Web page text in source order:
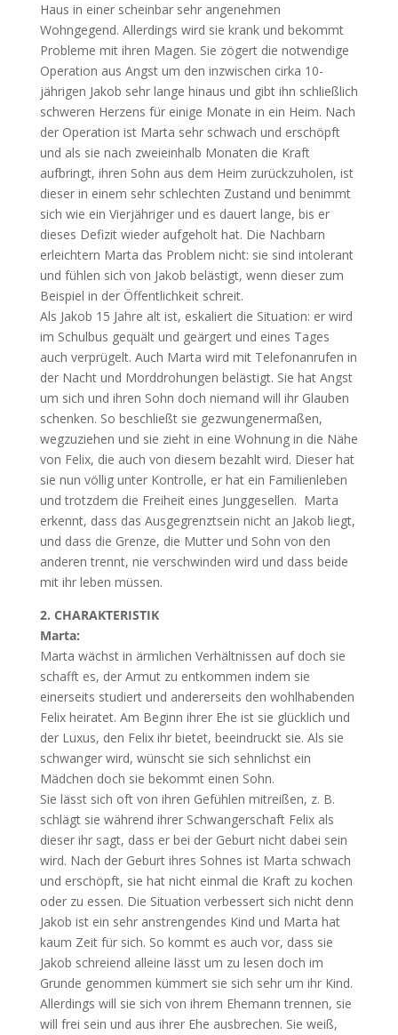
Haus in einer scheinbar sehr angenehmen
Wohngegend. Allerdings wird sie krank und bekommt
Probleme mit ihren Magen. Sie zögert die notwendige
Operation aus Angst um den inzwischen cirka 10-
jährigen Jakob sehr lange hinaus und gibt ihn schließlich
schweren Herzens für einige Monate in ein Heim. Nach
der Operation ist Marta sehr schwach und erschöpft
und als sie nach zweieinhalb Monaten die Kraft
aufbringt, ihren Sohn aus dem Heim zurückzuholen, ist
dieser in einem sehr schlechten Zustand und benimmt
sich wie ein Vierjähriger und es dauert lange, bis er
dieses Defizit wieder aufgeholt hat. Die Nachbarn
erleichtern Marta das Problem nicht: sie sind intolerant
und fühlen sich von Jakob belästigt, wenn dieser zum
Beispiel in der Öffentlichkeit schreit.
Als Jakob 15 Jahre alt ist, eskaliert die Situation: er wird
im Schulbus gequält und geärgert und eines Tages
auch verprügelt. Auch Marta wird mit Telefonanrufen in
der Nacht und Morddrohungen belästigt. Sie hat Angst
um sich und ihren Sohn doch niemand will ihr Glauben
schenken. So beschließt sie gezwungenermaßen,
wegzuziehen und sie zieht in eine Wohnung in die Nähe
von Felix, die auch von diesem bezahlt wird. Dieser hat
sie nun völlig unter Kontrolle, er hat ein Familienleben
und trotzdem die Freiheit eines Junggesellen. Marta
erkennt, dass das Ausgegrenztsein nicht an Jakob liegt,
und dass die Grenze, die Mutter und Sohn von den
anderen trennt, nie verschwinden wird und dass beide
mit ihr leben müssen.
2. CHARAKTERISTIK
Marta:
Marta wächst in ärmlichen Verhältnissen auf doch sie
schafft es, der Armut zu entkommen indem sie
einerseits studiert und andererseits den wohlhabenden
Felix heiratet. Am Beginn ihrer Ehe ist sie glücklich und
der Luxus, den Felix ihr bietet, beeindruckt sie. Als sie
schwanger wird, wünscht sie sich sehnlichst ein
Mädchen doch sie bekommt einen Sohn.
Sie lässt sich oft von ihren Gefühlen mitreißen, z. B.
schlägt sie während ihrer Schwangerschaft Felix als
dieser ihr sagt, dass er bei der Geburt nicht dabei sein
wird. Nach der Geburt ihres Sohnes ist Marta schwach
und erschöpft, sie hat nicht einmal die Kraft zu kochen
oder zu essen. Die Situation verbessert sich nicht denn
Jakob ist ein sehr anstrengendes Kind und Marta hat
kaum Zeit für sich. So kommt es auch vor, dass sie
Jakob schreiend alleine lässt um zu lesen doch im
Grunde genommen kümmert sie sich sehr um ihr Kind.
Allerdings will sie sich von ihrem Ehemann trennen, sie
will frei sein und aus ihrer Ehe ausbrechen. Sie weiß,